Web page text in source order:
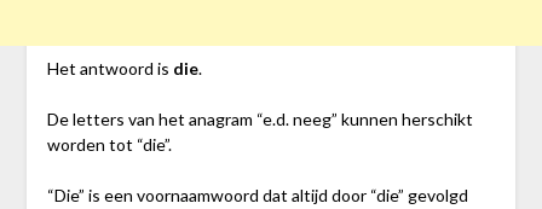
Het antwoord is die.
De letters van het anagram “e.d. neeg” kunnen herschikt
worden tot “die”.
“Die” is een voornaamwoord dat altijd door “die” gevolgd